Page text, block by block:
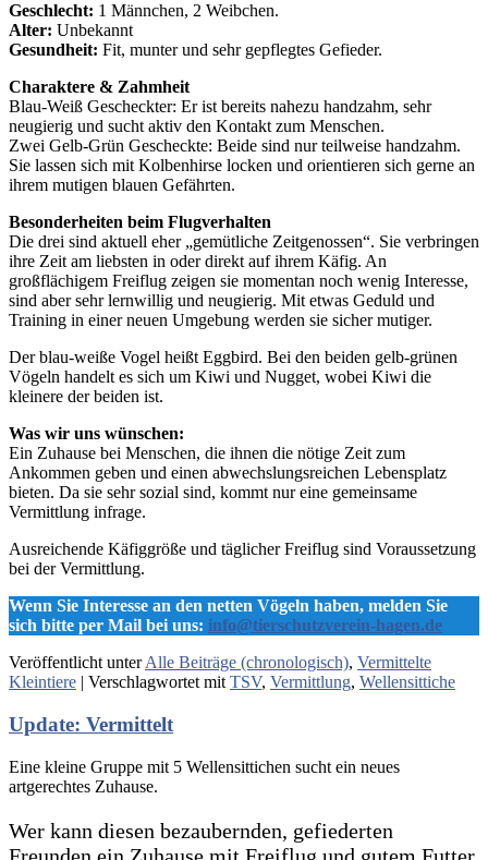
Geschlecht: 1 Männchen, 2 Weibchen.
Alter: Unbekannt
Gesundheit: Fit, munter und sehr gepflegtes Gefieder.
Charaktere & Zahmheit
Blau-Weiß Gescheckter: Er ist bereits nahezu handzahm, sehr
neugierig und sucht aktiv den Kontakt zum Menschen.
Zwei Gelb-Grün Gescheckte: Beide sind nur teilweise handzahm.
Sie lassen sich mit Kolbenhirse locken und orientieren sich gerne an
ihrem mutigen blauen Gefährten.
Besonderheiten beim Flugverhalten
Die drei sind aktuell eher „gemütliche Zeitgenossen“. Sie verbringen
ihre Zeit am liebsten in oder direkt auf ihrem Käfig. An
großflächigem Freiflug zeigen sie momentan noch wenig Interesse,
sind aber sehr lernwillig und neugierig. Mit etwas Geduld und
Training in einer neuen Umgebung werden sie sicher mutiger.
Der blau-weiße Vogel heißt Eggbird. Bei den beiden gelb-grünen
Vögeln handelt es sich um Kiwi und Nugget, wobei Kiwi die
kleinere der beiden ist.
Was wir uns wünschen:
Ein Zuhause bei Menschen, die ihnen die nötige Zeit zum
Ankommen geben und einen abwechslungsreichen Lebensplatz
bieten. Da sie sehr sozial sind, kommt nur eine gemeinsame
Vermittlung infrage.
Ausreichende Käfiggröße und täglicher Freiflug sind Voraussetzung
bei der Vermittlung.
Wenn Sie Interesse an den netten Vögeln haben, melden Sie
sich bitte per Mail bei uns: info@tierschutzverein-hagen.de
Veröffentlicht unterAlle Beiträge (chronologisch), Vermittelte
Kleintiere | Verschlagwortet mit TSV, Vermittlung, Wellensittiche
Update: Vermittelt
Eine kleine Gruppe mit 5 Wellensittichen sucht ein neues
artgerechtes Zuhause.
Wer kann diesen bezaubernden, gefiederten